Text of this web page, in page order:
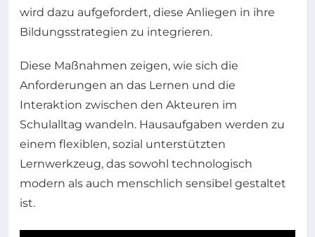
wird dazu aufgefordert, diese Anliegen in ihre
Bildungsstrategien zu integrieren.
Diese Maßnahmen zeigen, wie sich die
Anforderungen an das Lernen und die
Interaktion zwischen den Akteuren im
Schulalltag wandeln. Hausaufgaben werden zu
einem flexiblen, sozial unterstützten
Lernwerkzeug, das sowohl technologisch
modern als auch menschlich sensibel gestaltet
ist.